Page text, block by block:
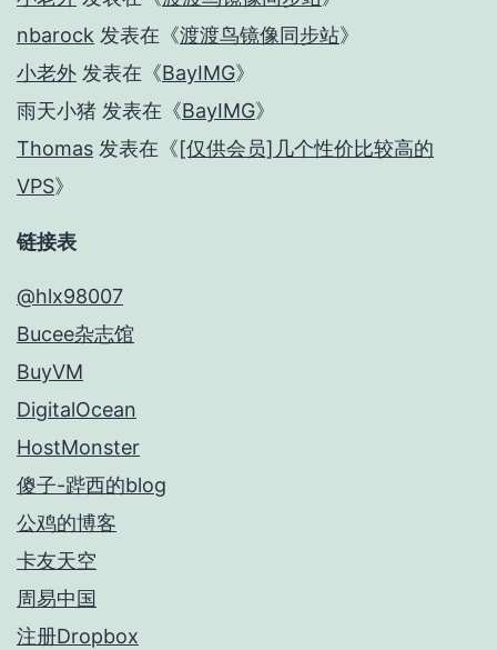
nbarock 发表在《渡渡鸟镜像同步站》
小老外 发表在《BayIMG》
雨天小猪 发表在《BayIMG》
Thomas 发表在《[仅供会员]几个性价比较高的
VPS》
链接表
@hlx98007
Bucee杂志馆
BuyVM
DigitalOcean
HostMonster
傻子-跸西的blog
公鸡的博客
卡友天空
周易中国
注册Dropbox